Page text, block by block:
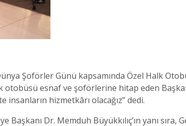
Şoförler Günü kapsamında Özel Halk
esnaf ve şoförlerine hitap eden
hizmetkârı olacağız” dedi.
Dr. Memduh Büyükkılıç’ın yanı sıra,